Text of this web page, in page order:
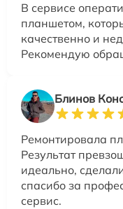
В сервисе
планшетом,
качественно и
Рекомендую
Блинов
Ремонтировала
Результат
идеально,
спасибо за
сервис.